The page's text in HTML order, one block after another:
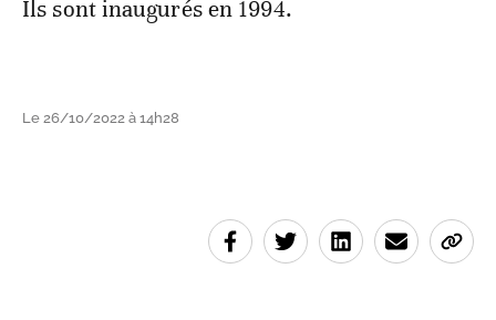
Ils sont inaugurés en 1994.
Le 26/10/2022 à 14h28